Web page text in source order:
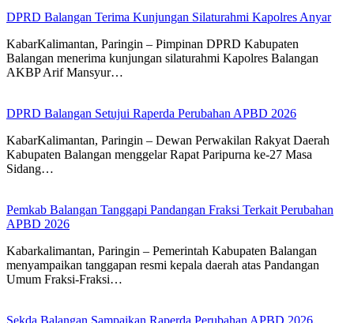
DPRD Balangan Terima Kunjungan Silaturahmi Kapolres Anyar
KabarKalimantan, Paringin – Pimpinan DPRD Kabupaten
Balangan menerima kunjungan silaturahmi Kapolres Balangan
AKBP Arif Mansyur…
DPRD Balangan Setujui Raperda Perubahan APBD 2026
KabarKalimantan, Paringin – Dewan Perwakilan Rakyat Daerah
Kabupaten Balangan menggelar Rapat Paripurna ke-27 Masa
Sidang…
Pemkab Balangan Tanggapi Pandangan Fraksi Terkait Perubahan
APBD 2026
Kabarkalimantan, Paringin – Pemerintah Kabupaten Balangan
menyampaikan tanggapan resmi kepala daerah atas Pandangan
Umum Fraksi-Fraksi…